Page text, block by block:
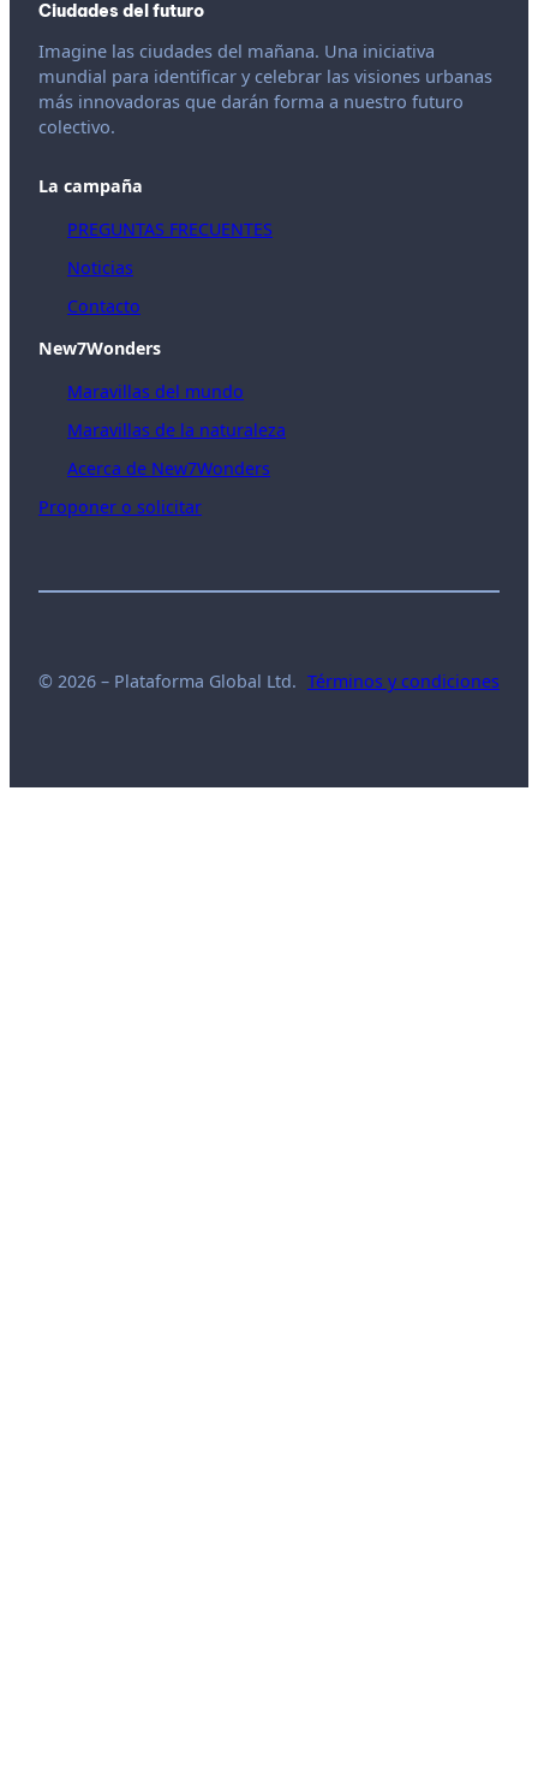
Ciudades del futuro
Imagine las ciudades del mañana. Una iniciativa
mundial para identificar y celebrar las visiones urbanas
más innovadoras que darán forma a nuestro futuro
colectivo.
La campaña
PREGUNTAS FRECUENTES
Noticias
Contacto
New7Wonders
Maravillas del mundo
Maravillas de la naturaleza
Acerca de New7Wonders
Proponer o solicitar
© 2026 – Plataforma Global Ltd. Términos y condiciones